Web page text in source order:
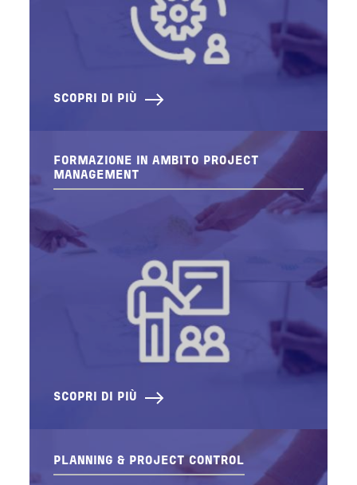
SCOPRI DI PIÙ
FORMAZIONE IN AMBITO PROJECT
MANAGEMENT
SCOPRI DI PIÙ
PLANNING & PROJECT CONTROL